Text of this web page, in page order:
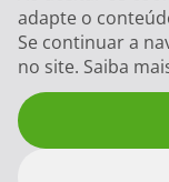
adapte o
Se continuar a
no site. Saiba
2026 © Todos os